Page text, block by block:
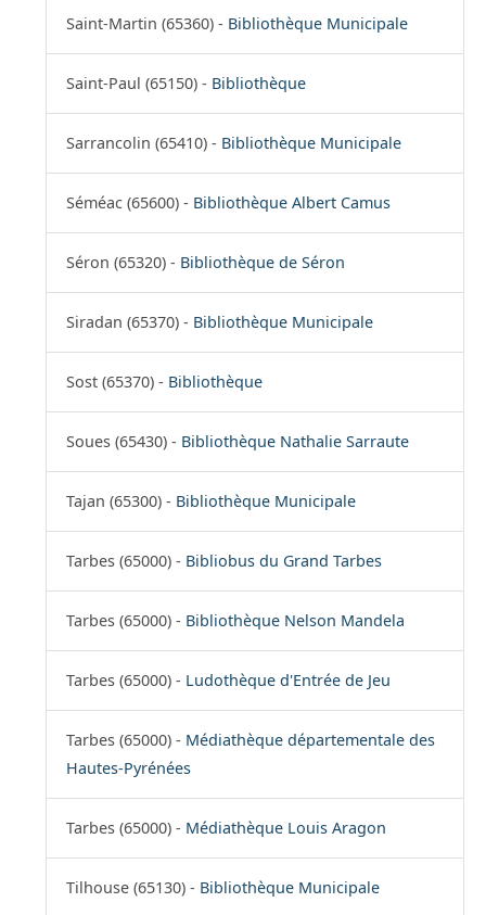
Saint-Martin (65360) - Bibliothèque Municipale
Saint-Paul (65150) - Bibliothèque
Sarrancolin (65410) - Bibliothèque Municipale
Séméac (65600) - Bibliothèque Albert Camus
Séron (65320) - Bibliothèque de Séron
Siradan (65370) - Bibliothèque Municipale
Sost (65370) - Bibliothèque
Soues (65430) - Bibliothèque Nathalie Sarraute
Tajan (65300) - Bibliothèque Municipale
Tarbes (65000) - Bibliobus du Grand Tarbes
Tarbes (65000) - Bibliothèque Nelson Mandela
Tarbes (65000) - Ludothèque d'Entrée de Jeu
Tarbes (65000) - Médiathèque départementale des
Hautes-Pyrénées
Tarbes (65000) - Médiathèque Louis Aragon
Tilhouse (65130) - Bibliothèque Municipale